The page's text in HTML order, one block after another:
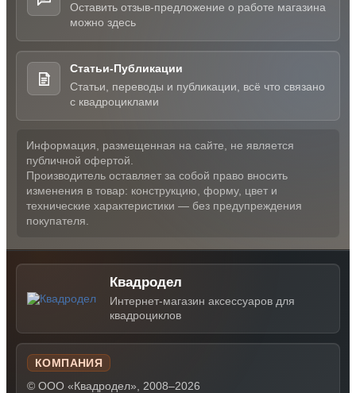
Оставить отзыв-предложение о работе магазина
можно здесь
Статьи-Публикации
Статьи, переводы и публикации, всё что связано
с квадроциклами
Информация, размещенная на сайте, не является
публичной офертой.
Производитель оставляет за собой право вносить
изменения в товар: конструкцию, форму, цвет и
технические характеристики — без предупреждения
покупателя.
Квадродел
Интернет-магазин аксессуаров для
квадроциклов
КОМПАНИЯ
© ООО «Квадродел», 2008–2026